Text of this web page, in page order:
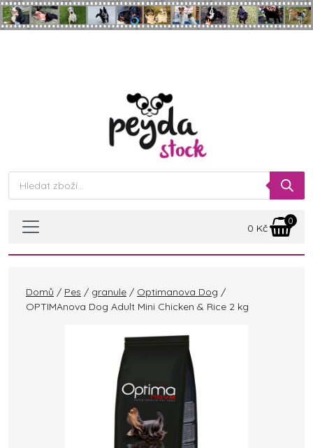
Skip to main content
Products
search
0 Kč
0
Domů / Pes / granule / Optimanova Dog /
OPTIMAnova Dog Adult Mini Chicken & Rice 2 kg